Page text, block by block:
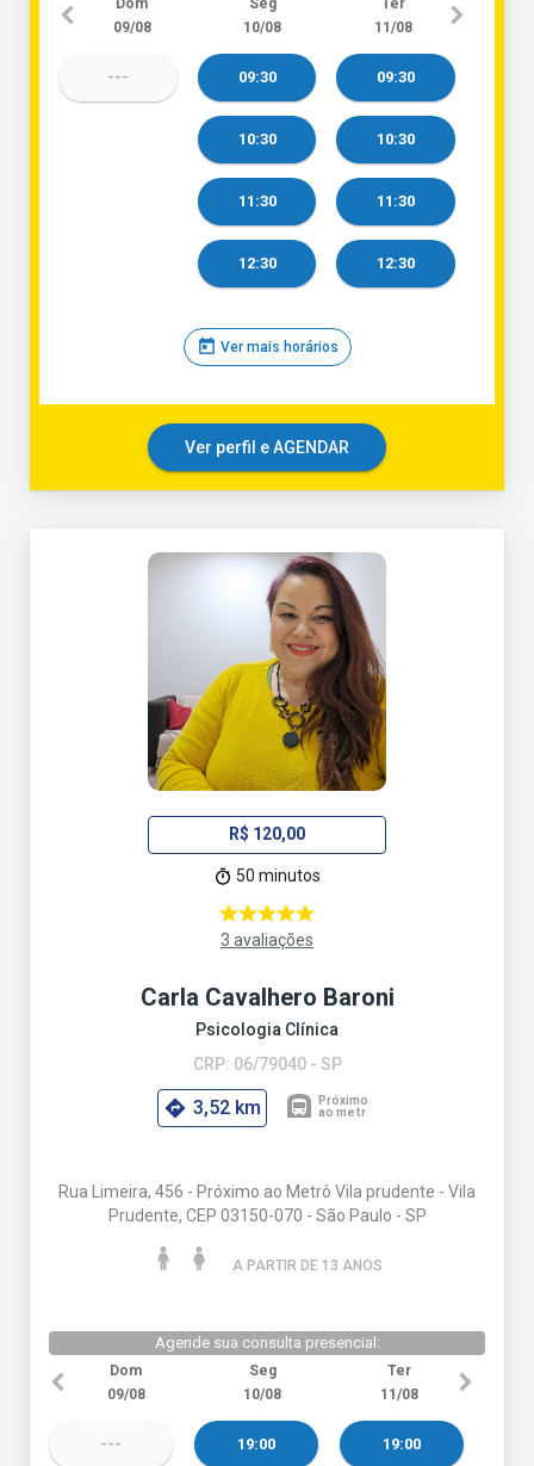
Dom
09/08
Seg
10/08
Ter
11/08
--- 09:30
10:30
11:30
12:30
09:30
10:30
11:30
12:30
today Ver mais horários
Ver perfil e AGENDAR
R$ 120,00
50 minutos
3 avaliações
Carla Cavalhero Baroni
Psicologia Clínica
CRP: 06/79040 - SP
3,52 km
Rua Limeira, 456 - Próximo ao Metrô Vila prudente - Vila
Prudente, CEP 03150-070 - São Paulo - SP
A PARTIR DE 13 ANOS
Agende sua consulta presencial:
Dom
09/08
Seg
10/08
Ter
11/08
--- 19:00 19:00